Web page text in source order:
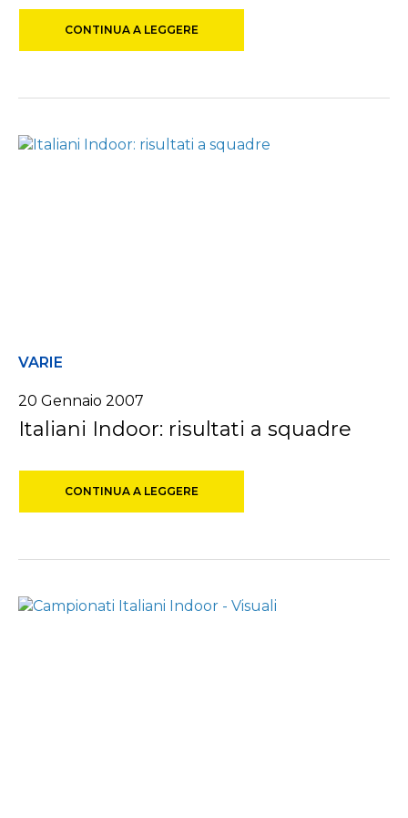
CONTINUA A LEGGERE
VARIE
20 Gennaio 2007
Italiani Indoor: risultati a squadre
CONTINUA A LEGGERE